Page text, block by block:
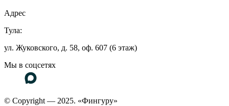
Адрес
Тула:
ул. Жуковского, д. 58, оф. 607 (6 этаж)
Мы в соцсетях
© Copyright — 2025. «Фингуру»